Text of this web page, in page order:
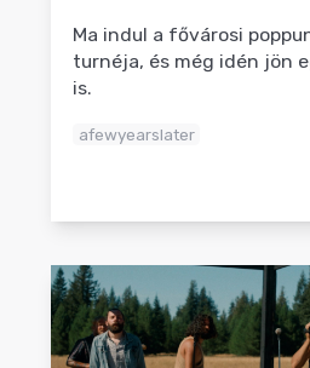
Ma indul a fővárosi
turnéja, és még idén jön
is.
afewyearslater